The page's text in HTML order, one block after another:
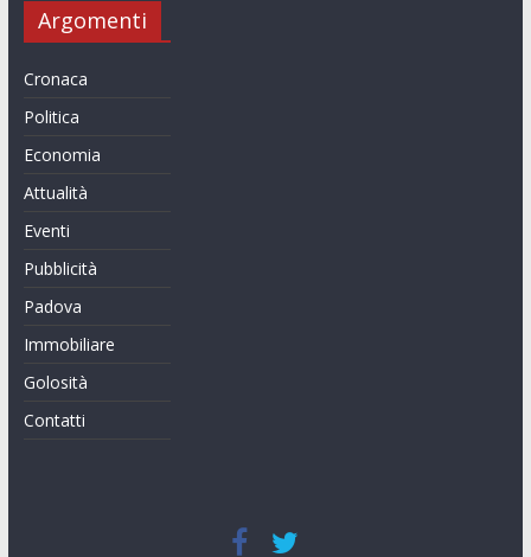
Argomenti
Cronaca
Politica
Economia
Attualità
Eventi
Pubblicità
Padova
Immobiliare
Golosità
Contatti